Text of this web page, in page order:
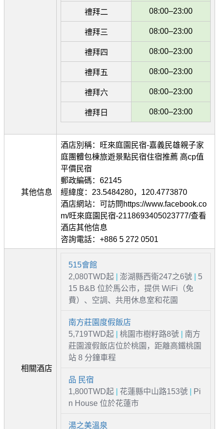
禮拜二 08:00–23:00
禮拜三 08:00–23:00
禮拜四 08:00–23:00
禮拜五 08:00–23:00
禮拜六 08:00–23:00
禮拜日 08:00–23:00
其他信息
酒店別稱：旺來庭園民宿-嘉義民雄親子家
庭團體包棟旅遊景點民宿住宿推薦 高cp值
平價民宿
郵政編碼：62145
經緯度：23.5484280，120.4773870
酒店網站：可訪問https://www.facebook.co
m/旺來庭園民宿-2118693405023777/查看
酒店其他信息
咨詢電話：+886 5 272 0501
相關酒店
515會館
2,080TWD起
澎湖縣西衛247之6號
5
15 B&B 位於馬公市，提供 WiFi（免
費）、空調、共用休息室和花園
南方莊園度假飯店
5,719TWD起
桃園市樹籽路8號
南方
莊園渡假飯店位於桃園，距離高鐵桃園
站 8 分鐘車程
品 民宿
1,800TWD起
花蓮縣中山路153號
Pi
n House 位於花蓮市
湯之美溫泉